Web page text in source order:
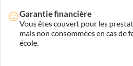
Garantie financière
Vous êtes couvert pour les
mais non consommées en cas de
école.